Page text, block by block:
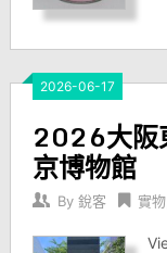
2026-06-17
2026大阪
京博物館
By 銳客 實物,